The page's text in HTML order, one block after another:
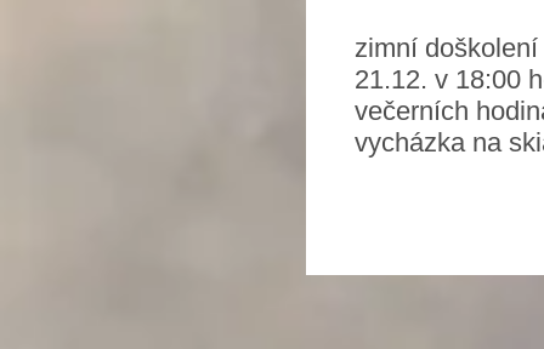
zimní
21.12. v 18:00
večerních
vycházka na